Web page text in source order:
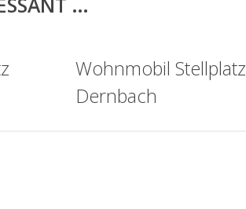
Wohnmobil Stellplatz
Dernbach